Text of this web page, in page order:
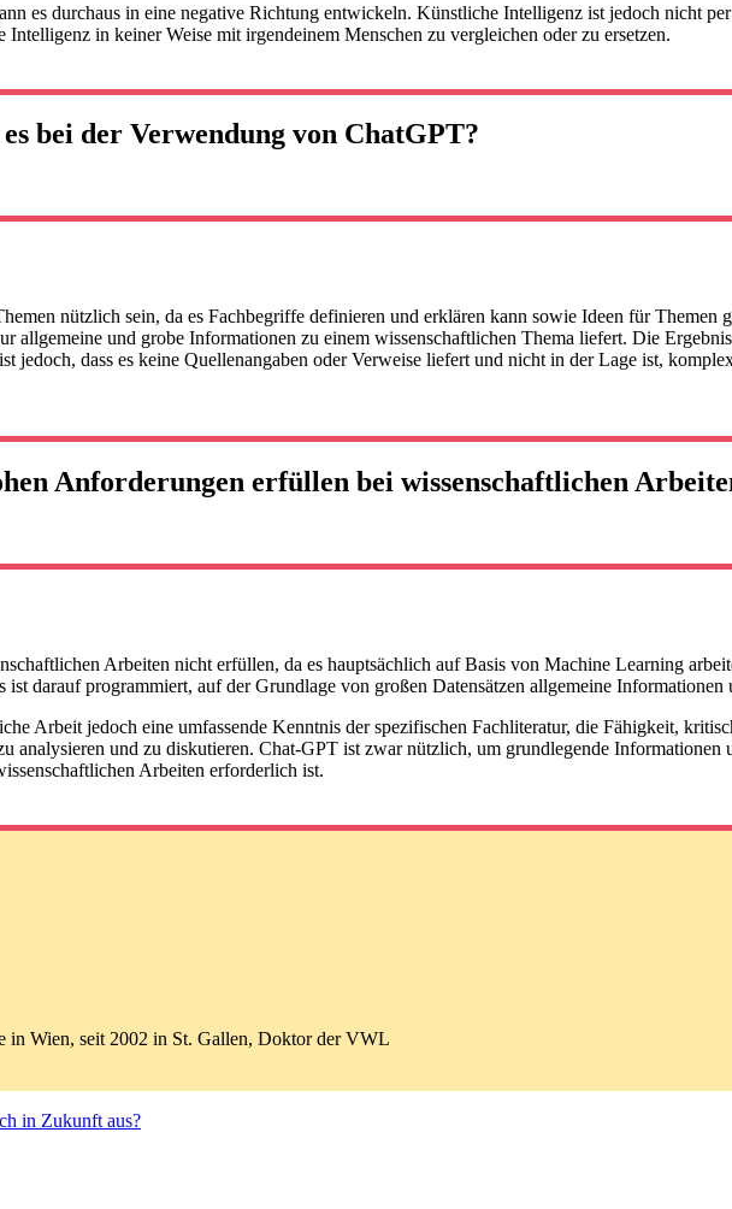
es durchaus in eine negative Richtung entwickeln. Künstliche Intelligenz ist jedoch nicht
in keiner Weise mit irgendeinem Menschen zu vergleichen oder zu ersetzen.
bei der Verwendung von ChatGPT?
nützlich sein, da es Fachbegriffe definieren und erklären kann sowie Ideen für Themen
allgemeine und grobe Informationen zu einem wissenschaftlichen Thema liefert. Die
jedoch, dass es keine Quellenangaben oder Verweise liefert und nicht in der Lage ist,
Anforderungen erfüllen bei wissenschaftlichen
Arbeiten nicht erfüllen, da es hauptsächlich auf Basis von Machine Learning
darauf programmiert, auf der Grundlage von großen Datensätzen allgemeine Informationen
Arbeit jedoch eine umfassende Kenntnis der spezifischen Fachliteratur, die Fähigkeit,
analysieren und zu diskutieren. Chat-GPT ist zwar nützlich, um grundlegende Informationen
Arbeiten erforderlich ist.
in Wien, seit 2002 in St. Gallen, Doktor der VWL
in Zukunft aus?